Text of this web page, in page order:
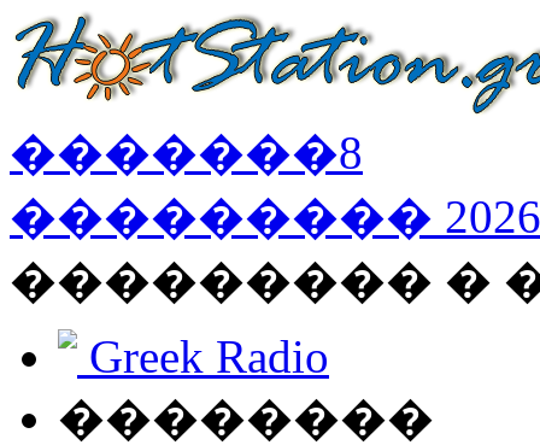
�������8
��������� 2026
��������� �
Greek Radio
��������